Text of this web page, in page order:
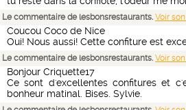
Le commentaire de lesbonsrestaurants. Voir
Coucou Coco de Nice
Oui! Nous aussi! Cette confiture est
Le commentaire de lesbonsrestaurants. Voir
Bonjour Criquette17
Ce sont d'excellentes confitures et
bonheur matinal. Bises. Sylvie.